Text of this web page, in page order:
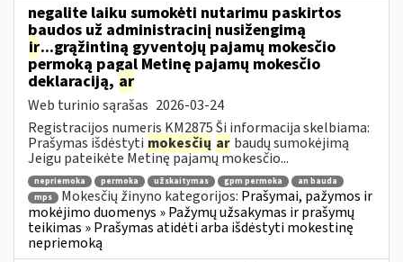
negalite laiku sumokėti nutarimu paskirtos
baudos už administracinį nusižengimą
ir...grąžintiną gyventojų pajamų mokesčio
permoką pagal Metinę pajamų mokesčio
deklaraciją, ar
Web turinio sąrašas 2026-03-24
Registracijos numeris KM2875 Ši informacija skelbiama:
Prašymas išdėstyti mokesčių ar baudų sumokėjimą
Jeigu pateikėte Metinę pajamų mokesčio...
nepriemoka permoka užskaitymas gpm permoka
an bauda
mps
Mokesčių žinyno kategorijos: Prašymai, pažymos ir
mokėjimo duomenys » Pažymų užsakymas ir prašymų
teikimas » Prašymas atidėti arba išdėstyti mokestinę
nepriemoką